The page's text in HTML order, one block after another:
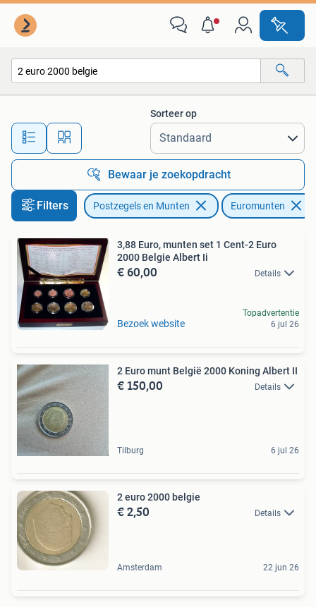
Alle afstanden…
Sorteer op
Bewaar je zoekopdracht
Filters Postzegels en Munten Euromunten
3,88 Euro, munten set 1 Cent-2 Euro
2000 Belgie Albert Ii
€ 60,00 Details
Bezoek website
Topadvertentie
6 jul 26
2 Euro munt België 2000 Koning Albert II
€ 150,00 Details
Tilburg 6 jul 26
2 euro 2000 belgie
€ 2,50 Details
Amsterdam 22 jun 26